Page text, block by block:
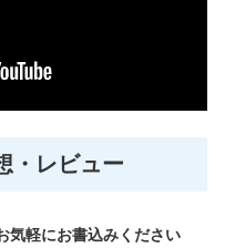
・レビュー
気軽にお書込みください